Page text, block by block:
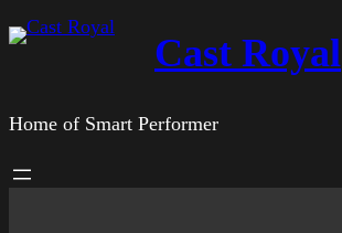
Zum
Cast Royal
Home of Smart Performer